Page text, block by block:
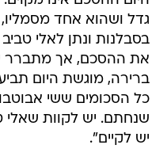
גדל ושהוא אחד
בסבלנות ונתן לאלי טביב
את ההסכם, אך מתברר
ברירה, מוגשת היום
כל הסכומים ששי
שנחתם. יש לקוות שאלי
יש לקיים".